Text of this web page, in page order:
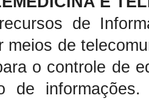
de
meios de
o controle de
de